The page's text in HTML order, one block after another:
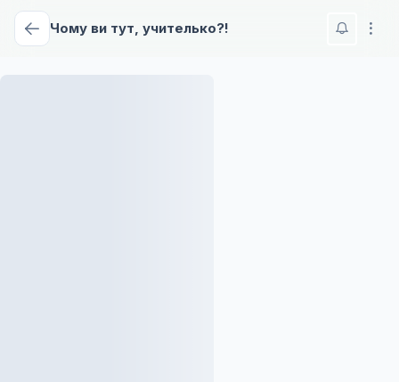
Чому ви тут, учителько?!